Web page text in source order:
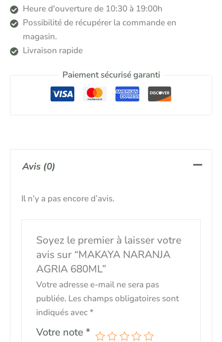
Heure d'ouverture de 10:30 à 19:00h
Possibilité de récupérer la commande en
magasin.
Livraison rapide
Paiement sécurisé garanti
Avis (0)
Il n’y a pas encore d’avis.
Soyez le premier à laisser votre
avis sur “MAKAYA NARANJA
AGRIA 680ML”
Votre adresse e-mail ne sera pas
publiée. Les champs obligatoires sont
indiqués avec*
Votre note *